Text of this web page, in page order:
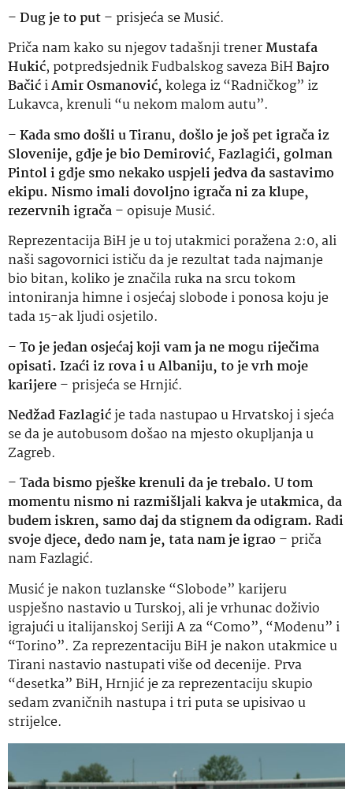
–Dug je to put– prisjeća se Musić.
Priča nam kako su njegov tadašnji trenerMustafa
Hukić, potpredsjednik Fudbalskog saveza BiHBajro
BačićiAmir Osmanović,kolega iz “Radničkog” iz
Lukavca, krenuli “u nekom malom autu”.
–Kada smo došli u Tiranu, došlo je još pet igrača iz
Slovenije, gdje je bio Demirović, Fazlagići, golman
Pintol i gdje smo nekako uspjeli jedva da sastavimo
ekipu. Nismo imali dovoljno igrača ni za klupe,
rezervnih igrača– opisuje Musić.
Reprezentacija BiH je u toj utakmici poražena 2:0, ali
naši sagovornici ističu da je rezultat tada najmanje
bio bitan, koliko je značila ruka na srcu tokom
intoniranja himne i osjećaj slobode i ponosa koju je
tada 15-ak ljudi osjetilo.
–To je jedan osjećaj koji vam ja ne mogu riječima
opisati. Izaći iz rova i u Albaniju, to je vrh moje
karijere– prisjeća se Hrnjić.
Nedžad Fazlagićje tada nastupao u Hrvatskoj i sjeća
se da je autobusom došao na mjesto okupljanja u
Zagreb.
–Tada bismo pješke krenuli da je trebalo. U tom
momentu nismo ni razmišljali kakva je utakmica, da
budem iskren, samo daj da stignem da odigram. Radi
svoje djece, dedo nam je, tata nam je igrao– priča
nam Fazlagić.
Musić je nakon tuzlanske “Slobode” karijeru
uspješno nastavio u Turskoj, ali je vrhunac doživio
igrajući u italijanskoj Seriji A za “Como”, “Modenu” i
“Torino”. Za reprezentaciju BiH je nakon utakmice u
Tirani nastavio nastupati više od decenije. Prva
“desetka” BiH, Hrnjić je za reprezentaciju skupio
sedam zvaničnih nastupa i tri puta se upisivao u
strijelce.